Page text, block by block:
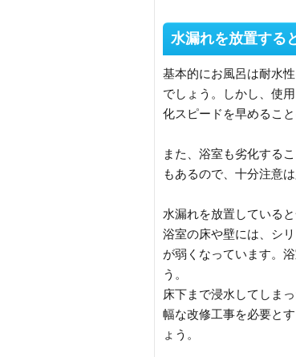
水漏れを放置する
基本的にお風呂は耐水
でしょう。しかし、使
化スピードを早めること
また、浴室も劣化する
もあるので、十分注意は
水漏れを放置している
浴室の床や壁には、シ
が弱くなっています。
う。
床下まで浸水してしま
幅な改修工事を必要と
ょう。